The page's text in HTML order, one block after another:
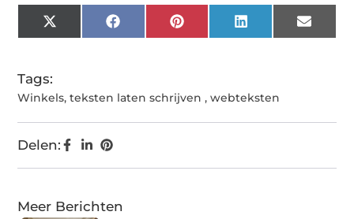
X
(Twitter)
FacebookPinterestLinkedIn Email
Tags:
Winkels,teksten laten schrijven ,webteksten
Delen:
Meer Berichten